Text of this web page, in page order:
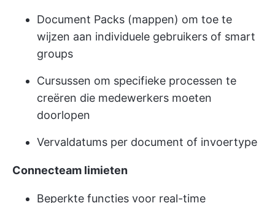
Document Packs (mappen) om toe te
wijzen aan individuele gebruikers of smart
groups
Cursussen om specifieke processen te
creëren die medewerkers moeten
doorlopen
Vervaldatums per document of invoertype
Connecteam limieten
Beperkte functies voor real-time